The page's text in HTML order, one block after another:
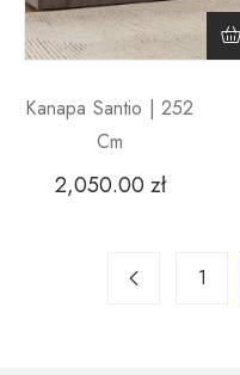
Kanapa Santio | 252
Cm
2,050.00 zł
1